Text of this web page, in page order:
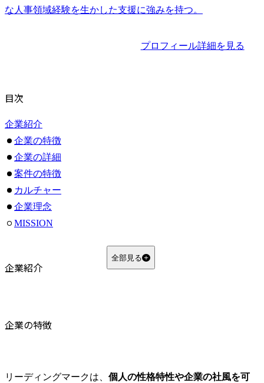
な人事領域経験を生かした支援に強みを持つ。
プロフィール詳細を見る
目次
企業紹介
企業の特徴
企業の詳細
案件の特徴
カルチャー
企業理念
MISSION
基本的な考え方
よくある質問
Q3. リーディングマークの働き方はどのようなスタイルですか？
全部見る
企業紹介
企業の特徴
リーディングマークは、 個人の性格特性や企業の社風を可